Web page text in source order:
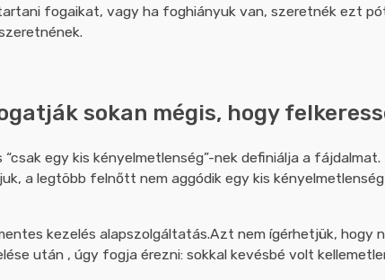
fogaikat, vagy ha foghiányuk van, szeretnék ezt
sokan mégis, hogy
egy kis kényelmetlenség”-nek definiálja a fájdalmat.
a legtöbb felnőtt nem aggódik egy kis
kezelés alapszolgáltatás.Azt nem ígérhetjük, hogy
után , úgy fogja érezni: sokkal kevésbé volt